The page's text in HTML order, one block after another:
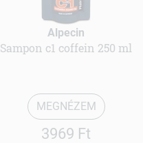
Alpecin
Sampon c1 coffein 250 ml
MEGNÉZEM
3969 Ft